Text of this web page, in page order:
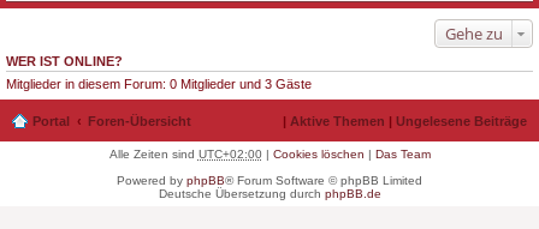
Gehe zu
WER IST ONLINE?
Mitglieder in diesem Forum: 0 Mitglieder und 3 Gäste
Portal Foren-Übersicht | Aktive Themen | Ungelesene Beiträge
Alle Zeiten sind UTC+02:00| Cookies löschen | Das Team
Powered by phpBB® Forum Software © phpBB Limited
Deutsche Übersetzung durch phpBB.de